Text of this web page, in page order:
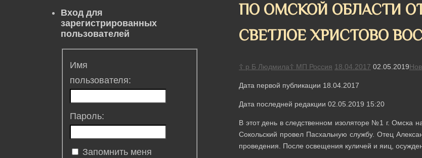
ПО ОМСКОЙ ОБЛАСТИ
СВЕТЛОЕ ХРИСТОВО
☦ р Б Людмила☦ МП Россия 18.04.2017 02.05.2019
Дата первой публикации 18.04.2017
Дата последней редакции 02.05.2019 15:20
В этот день в следственном изоляторе №1 г. Омска
Сокольский провел Пасхальную службу. Отец
проведения. После освещения куличей и яиц,
Вход для
зарегистрированных
пользователей
Имя
пользователя:
Пароль:
Запомнить меня